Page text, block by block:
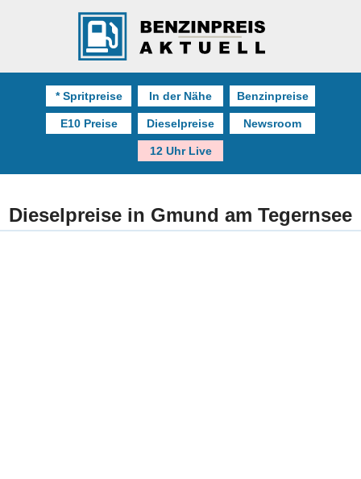
* Spritpreise In der Nähe Benzinpreise
E10 Preise Dieselpreise Newsroom
12 Uhr Live
Dieselpreise in Gmund am Tegernsee